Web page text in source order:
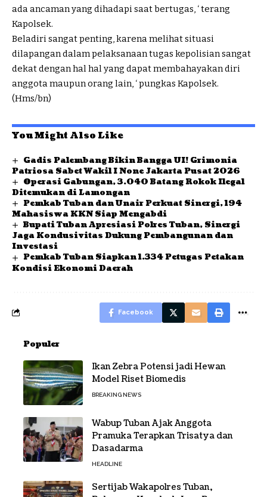
ada ancaman yang dihadapi saat bertugas, ‘ terang
Kapolsek.
Beladiri sangat penting, karena melihat situasi
dilapangan dalam pelaksanaan tugas kepolisian sangat
dekat dengan hal hal yang dapat membahayakan diri
anggota maupun orang lain, ‘ pungkas Kapolsek.
(Hms/bn)
You Might Also Like
Gadis Palembang Bikin Bangga UI! Grimonia
Patriosa Sabet Wakil I None Jakarta Pusat 2026
Operasi Gabungan, 3.040 Batang Rokok Ilegal
Ditemukan di Lamongan
Pemkab Tuban dan Unair Perkuat Sinergi, 194
Mahasiswa KKN Siap Mengabdi
Bupati Tuban Apresiasi Polres Tuban, Sinergi
Jaga Kondusivitas Dukung Pembangunan dan
Investasi
Pemkab Tuban Siapkan 1.334 Petugas Petakan
Kondisi Ekonomi Daerah
Facebook
Populer
Ikan Zebra Potensi jadi Hewan
Model Riset Biomedis
BREAKING NEWS
Wabup Tuban Ajak Anggota
Pramuka Terapkan Trisatya dan
Dasadarma
HEADLINE
Sertijab Wakapolres Tuban,